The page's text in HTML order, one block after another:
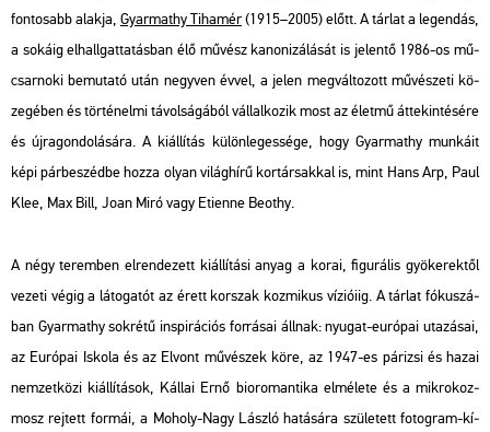
fon­to­sabb alak­ja, Gyar­ma­thy Ti­ha­mér(1915–2005) előtt. A tár­lat a le­gen­dás,
a so­ká­ig el­hall­gat­ta­tás­ban élő mű­vész ka­no­ni­zá­lá­sát is je­len­tő 1986-os mű­
csar­no­ki be­mu­ta­tó után negy­ven évvel, a jelen meg­vál­to­zott mű­vé­sze­ti kö­
ze­gé­ben és tör­té­nel­mi tá­vol­sá­gá­ból vál­lal­ko­zik most az élet­mű át­te­kin­té­sé­re
és új­ra­gon­do­lá­sá­ra. A ki­ál­lí­tás kü­lön­le­ges­sé­ge, hogy Gyar­ma­thy mun­ká­it
képi pár­be­széd­be hozza olyan vi­lág­hí­rű kor­tár­sak­kal is, mint Hans Arp, Paul
Klee, Max Bill, Joan Miró vagy Eti­en­ne Be­o­thy.
A négy te­rem­ben el­ren­de­zett ki­ál­lí­tá­si anyag a korai, fi­gu­rá­lis gyö­ke­rek­től
ve­ze­ti végig a lá­to­ga­tót az érett kor­szak koz­mi­kus ví­zi­ó­i­ig. A tár­lat fó­ku­szá­
ban Gyar­ma­thy sok­ré­tű ins­pi­rá­ci­ós for­rá­sai áll­nak: nyu­gat-eu­ró­pai uta­zá­sai,
az Eu­ró­pai Is­ko­la és az El­vont mű­vé­szek köre, az 1947-es pá­ri­zsi és hazai
nem­zet­kö­zi ki­ál­lí­tá­sok, Kál­lai Ernő bio­ro­man­ti­ka el­mé­le­te és a mik­ro­koz­
mosz rej­tett for­mái, a Mo­holy-Nagy Lász­ló ha­tá­sá­ra szü­le­tett fo­to­g­ram-kí­